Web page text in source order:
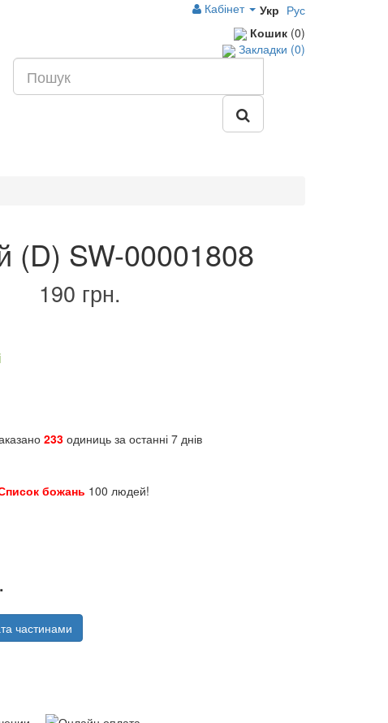
Укр Рус
Кабінет
Кошик (0)
Закладки (0)
(D) SW-00001808
190 грн.
233 одиниць за останні 7 днів
божань 100 людей!
частинами